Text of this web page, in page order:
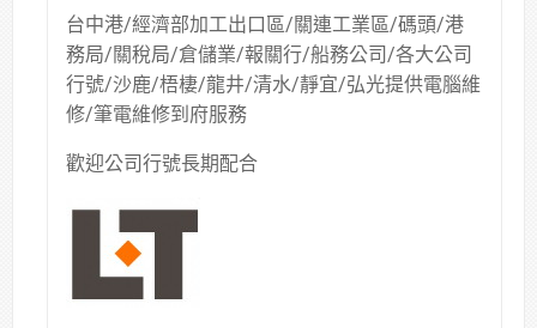
台中港/經濟部加工出口區/關連工業區/碼頭/港
務局/關稅局/倉儲業/報關行/船務公司/各大公司
行號/沙鹿/梧棲/龍井/清水/靜宜/弘光提供電腦維
修/筆電維修到府服務
歡迎公司行號長期配合